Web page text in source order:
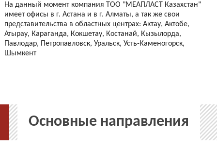
На данный момент компания ТОО "МЕАПЛАСТ Казахстан"
имеет офисы в г. Астана и в г. Алматы, а так же свои
представительства в областных центрах: Актау, Актобе,
Атырау, Караганда, Кокшетау, Костанай, Кызылорда,
Павлодар, Петропавловск, Уральск, Усть-Каменогорск,
Шымкент
Основные направления